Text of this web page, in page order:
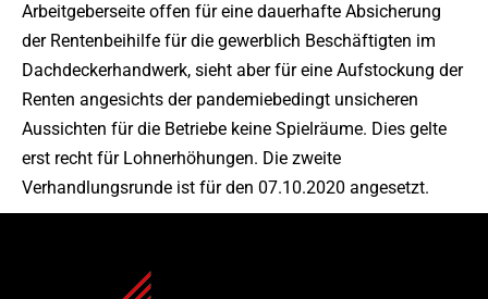
Arbeitgeberseite offen für eine dauerhafte Absicherung
der Rentenbeihilfe für die gewerblich Beschäftigten im
Dachdeckerhandwerk, sieht aber für eine Aufstockung der
Renten angesichts der pandemiebedingt unsicheren
Aussichten für die Betriebe keine Spielräume. Dies gelte
erst recht für Lohnerhöhungen. Die zweite
Verhandlungsrunde ist für den 07.10.2020 angesetzt.